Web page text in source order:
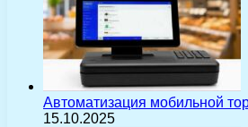
Автоматизация мобильной
15.10.2025